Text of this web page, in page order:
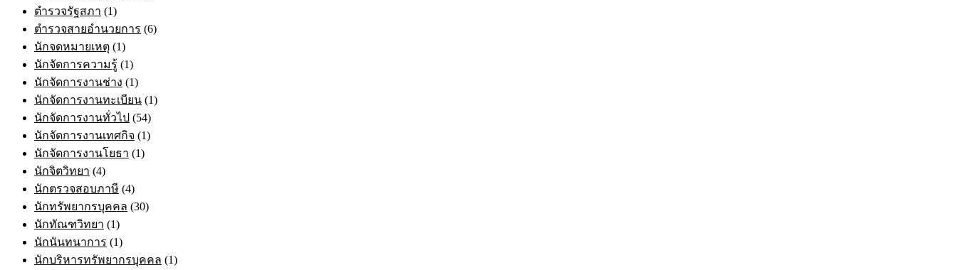
ตำรวจรัฐสภา (1)
ตำรวจสายอำนวยการ (6)
นักจดหมายเหตุ (1)
นักจัดการความรู้ (1)
นักจัดการงานช่าง (1)
นักจัดการงานทะเบียน (1)
นักจัดการงานทั่วไป (54)
นักจัดการงานเทศกิจ (1)
นักจัดการงานโยธา (1)
นักจิตวิทยา (4)
นักตรวจสอบภาษี (4)
นักทรัพยากรบุคคล (30)
นักทัณฑวิทยา (1)
นักนันทนาการ (1)
นักบริหารทรัพยากรบุคคล (1)